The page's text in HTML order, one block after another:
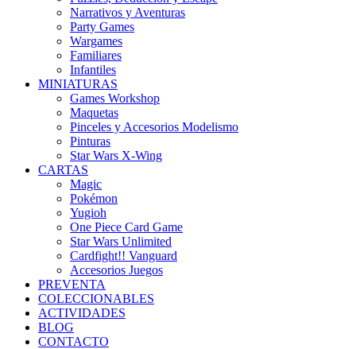
Narrativos y Aventuras
Party Games
Wargames
Familiares
Infantiles
MINIATURAS
Games Workshop
Maquetas
Pinceles y Accesorios Modelismo
Pinturas
Star Wars X-Wing
CARTAS
Magic
Pokémon
Yugioh
One Piece Card Game
Star Wars Unlimited
Cardfight!! Vanguard
Accesorios Juegos
PREVENTA
COLECCIONABLES
ACTIVIDADES
BLOG
CONTACTO